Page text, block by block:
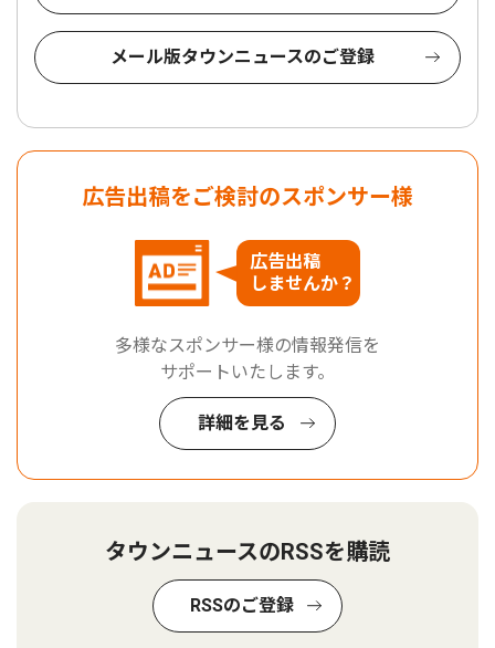
メール版タウンニュースのご登録
広告出稿をご検討のスポンサー様
広告出稿
しませんか？
多様なスポンサー様の情報発信を
サポートいたします。
詳細を見る
タウンニュースのRSSを購読
RSSのご登録